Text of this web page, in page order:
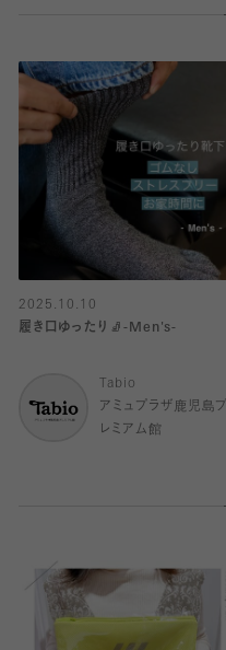
2025.10.10
履き口ゆったり🧦-Men's-
Tabio
アミュプラザ鹿児島プ
レミアム館